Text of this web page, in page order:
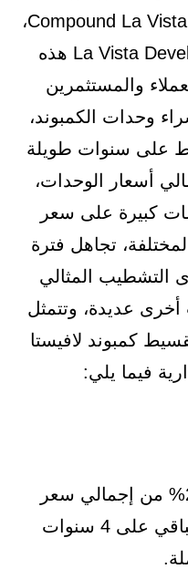
مشروع Compound La Vista City New Capital،
ووفرت شركة La Vista Developments هذه
والمستثمرين
وحدات الكمبوند،
على سنوات طويلة
أسعار الوحدات،
كبيرة على سعر
تجاهل فترة
التشطيب المثالي
عديدة، وتتمثل
كمبوند لافيستا
فيما يلي:
دفع مقدم بنسبة 20% من إجمالي سعر
الوحدة، وتقسيط الباقي على 4 سنوات